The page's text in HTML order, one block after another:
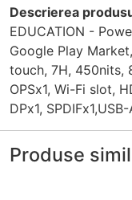
Descrierea
EDUCATION -
Google Play
touch, 7H, 450nits,
OPSx1, Wi-Fi slot,
DPx1,
Produse